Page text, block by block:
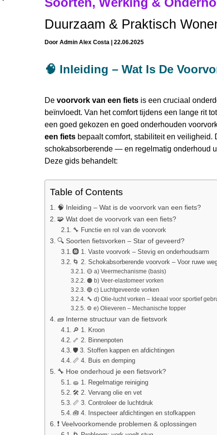
Duurzaam & Praktisch
Door Admin Alex Costa 22.06.2025
🧠 Inleiding – Wat Is De
De voorvork van een fiets is een cruciaal
beïnvloedt. Van het comfort tijdens een lange rit
een goed gekozen en goed onderhouden
een fiets bepaalt comfort, stabiliteit en
schokabsorberende — en regelmatig onderhoud
Deze gids behandelt:
Table of Contents
🧠 Inleiding – Wat is de voorvork van een fiets?
🧩 Wat doet de voorvork van een fiets?
🔧 Functie en rol van de voorvork
🔍 Soorten fietsvorken – Star of geveerd?
🛞 1. Vaste voorvork – Stevig en onderhoudsarm
🌀 2. Schokabsorberende voorvork – Voor ruwe
🟡 a) Veermechanisme (basis)
🟠 b) Veer-elastomeer vorken
🔵 c) Luchtgeveerde vorken
🔧 d) Olie-lucht vorken – Ideaal voor sportief
⚙️ e) Olieveren – Mechanische topper
🧱 Interne structuur van de fietsvork
🔎 1. Kroon
🦴 2. Binnenpoten
🛡 3. Stoffen kappen en afdichtingen
📏 4. Buis en demping
🔧 Hoe onderhoud je een fietsvork?
🧽 1. Regelmatige reiniging
🛠 2. Vervang olie en vet
📏 3. Controleer de luchtdruk
🧰 4. Inspecteer afdichtingen en stofkappen
❗ Veelvoorkomende problemen & oplossingen